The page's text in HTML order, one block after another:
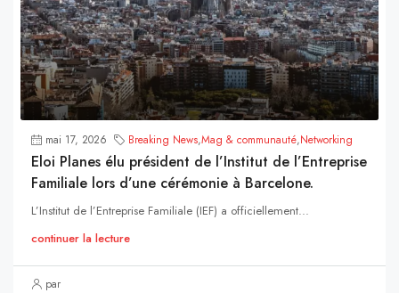
mai 17, 2026 Breaking News,Mag & communauté,Networking
Eloi Planes élu président de l’Institut de l’Entreprise
Familiale lors d’une cérémonie à Barcelone.
L’Institut de l’Entreprise Familiale (IEF) a officiellement...
continuer la lecture
par